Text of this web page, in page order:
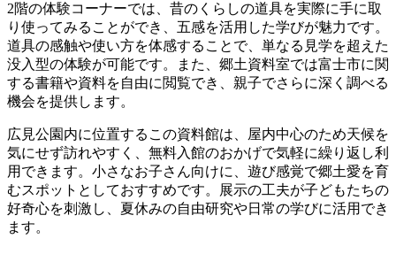
2階の体験コーナーでは、昔のくらしの道具を実際に手に取
り使ってみることができ、五感を活用した学びが魅力です。
道具の感触や使い方を体感することで、単なる見学を超えた
没入型の体験が可能です。また、郷土資料室では富士市に関
する書籍や資料を自由に閲覧でき、親子でさらに深く調べる
機会を提供します。
広見公園内に位置するこの資料館は、屋内中心のため天候を
気にせず訪れやすく、無料入館のおかげで気軽に繰り返し利
用できます。小さなお子さん向けに、遊び感覚で郷土愛を育
むスポットとしておすすめです。展示の工夫が子どもたちの
好奇心を刺激し、夏休みの自由研究や日常の学びに活用でき
ます。